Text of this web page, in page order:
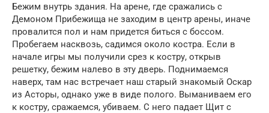
Бежим внутрь здания. На арене, где сражались с
Демоном Прибежища не заходим в центр арены, иначе
провалится пол и нам придется биться с боссом.
Пробегаем насквозь, садимся около костра. Если в
начале игры мы получили срез к костру, открыв
решетку, бежим налево в эту дверь. Поднимаемся
наверх, там нас встречает наш старый знакомый Оскар
из Асторы, однако уже в виде полого. Выманиваем его
к костру, сражаемся, убиваем. С него падает Щит с